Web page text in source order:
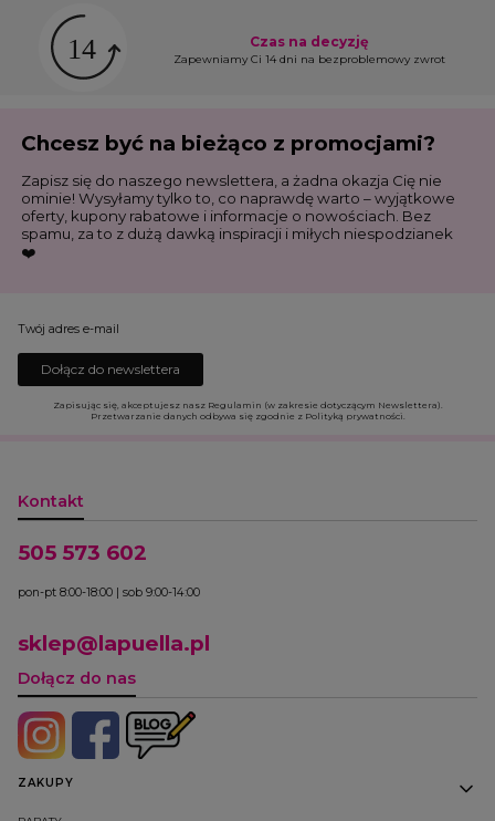
Czas na decyzję
Zapewniamy Ci 14 dni na bezproblemowy zwrot
Chcesz być na bieżąco z promocjami?
Zapisz się do naszego newslettera, a żadna okazja Cię nie
ominie! Wysyłamy tylko to, co naprawdę warto – wyjątkowe
oferty, kupony rabatowe i informacje o nowościach. Bez
spamu, za to z dużą dawką inspiracji i miłych niespodzianek
❤️
Twój adres e-mail
Dołącz do newslettera
Zapisując się, akceptujesz nasz Regulamin (w zakresie dotyczącym Newslettera).
Przetwarzanie danych odbywa się zgodnie z Polityką prywatności.
Kontakt
505 573 602
pon-pt 8:00-18:00 | sob 9:00-14:00
sklep@lapuella.pl
Dołącz do nas
Linki w stopce
ZAKUPY